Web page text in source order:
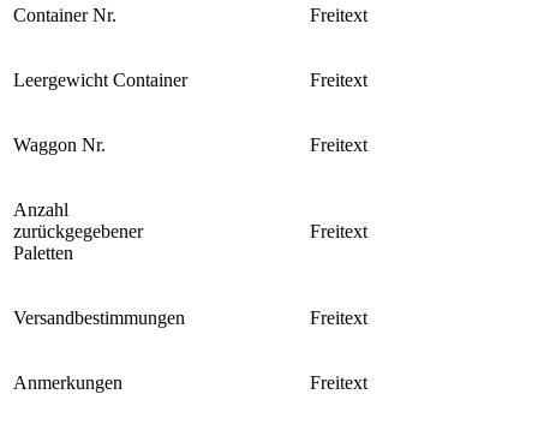
Container Nr. Freitext
Leergewicht Container Freitext
Waggon Nr. Freitext
Anzahl
zurückgegebener
Paletten
Freitext
Versandbestimmungen Freitext
Anmerkungen Freitext